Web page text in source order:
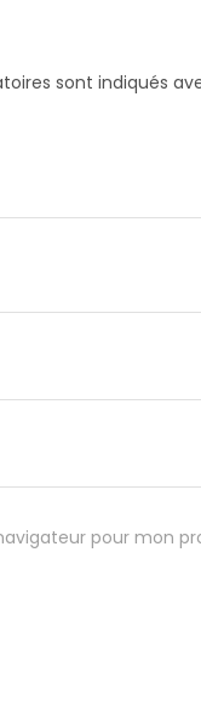
sont indiqués
pour mon